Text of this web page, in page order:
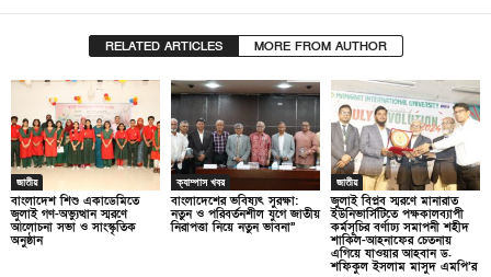
RELATED ARTICLES MORE FROM AUTHOR
জাতীয়
বাংলাদেশ শিশু একাডেমিতে
জুলাই গণ-অভ্যুত্থান স্মরণে
আলোচনা সভা ও সাংস্কৃতিক
অনুষ্ঠান
ক্যাম্পাস খবর
বাংলাদেশের ভবিষ্যৎ সুরক্ষা:
নতুন ও পরিবর্তনশীল যুগে জাতীয়
নিরাপত্তা নিয়ে নতুন ভাবনা”
জাতীয়
জুলাই বিপ্লব স্মরণে মানারাত
ইউনিভার্সিটিতে পক্ষকালব্যাপী
কর্মসূচির বর্ণাঢ্য সমাপনী শহীদ
শাকিল-আহনাফের চেতনায়
এগিয়ে যাওয়ার আহবান ড.
শফিকুল ইসলাম মাসুদ এমপি’র